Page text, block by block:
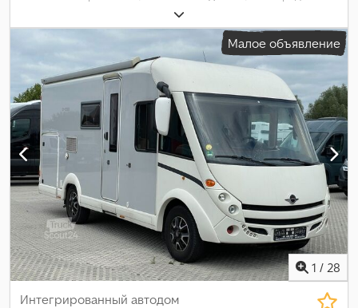
, первая регистрация:
общая длина:7 480 мм, общая ширина:2 320 мм, общая высота:
2 790 мм
, общий вес:3 500 кг,
Оборудование:
ABS, ванная комната, гарантия на
подержанные транспортные средства, кондиционер,
навигационная система, сажевый фильтр, электронная
программа стабилизации (ESP)
Малое объявление
1 / 28
Интегрированный автодом